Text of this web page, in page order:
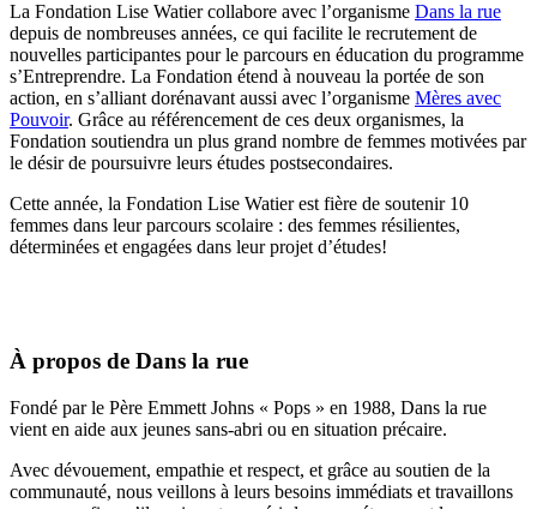
La Fondation Lise Watier collabore avec l’organisme Dans la rue
depuis de nombreuses années, ce qui facilite le recrutement de
nouvelles participantes pour le parcours en éducation du programme
s’Entreprendre. La Fondation étend à nouveau la portée de son
action, en s’alliant dorénavant aussi avec l’organisme Mères avec
Pouvoir. Grâce au référencement de ces deux organismes, la
Fondation soutiendra un plus grand nombre de femmes motivées par
le désir de poursuivre leurs études postsecondaires.
Cette année, la Fondation Lise Watier est fière de soutenir 10
femmes dans leur parcours scolaire : des femmes résilientes,
déterminées et engagées dans leur projet d’études!
À propos de Dans la rue
Fondé par le Père Emmett Johns « Pops » en 1988, Dans la rue
vient en aide aux jeunes sans-abri ou en situation précaire.
Avec dévouement, empathie et respect, et grâce au soutien de la
communauté, nous veillons à leurs besoins immédiats et travaillons